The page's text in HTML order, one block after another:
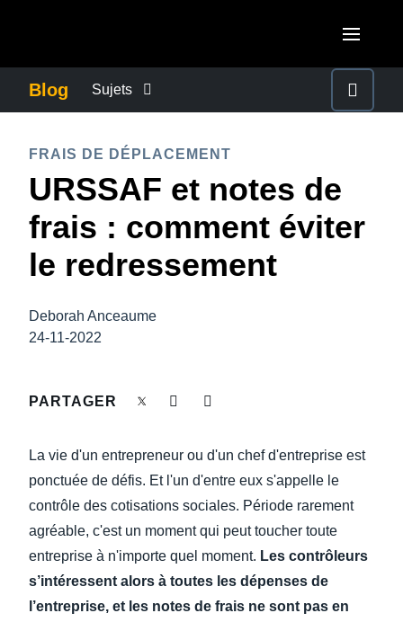
Canada (Français)
México (Español)
Brasil (Português)
United Kingdom (English)
France (Français)
Deutschland (Deutsch)
Belgium (English)
España (Español)
Norway (English)
ASIA PACIFIC
Australia (English)
India (English)
Blog Sujets
CONTINUITÉ DES AFFAIRES
CONTRÔLE DES COÛTS DE L’ENTREPRISE
DEVOIR DE PROTECTION
FRAIS DE DÉPLACEMENT
L’EXPÉRIENCE EMPLOYÉ
FRAIS DE DÉPLACEMENT
URSSAF et notes de
frais : comment éviter
le redressement
Deborah Anceaume
24-11-2022
PARTAGER
La vie d'un entrepreneur ou d'un chef d'entreprise est
ponctuée de défis. Et l'un d'entre eux s'appelle le
contrôle des cotisations sociales. Période rarement
agréable, c'est un moment qui peut toucher toute
entreprise à n'importe quel moment. Les contrôleurs
s’intéressent alors à toutes les dépenses de
l’entreprise, et les notes de frais ne sont pas en